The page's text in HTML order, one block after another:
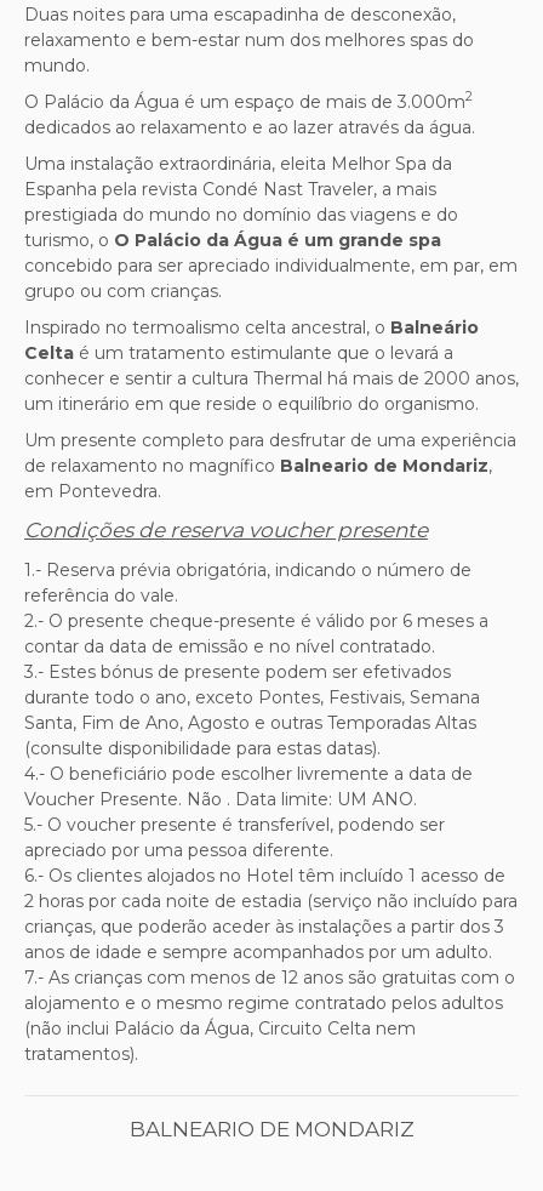
Duas noites para uma escapadinha de desconexão,
relaxamento e bem-estar num dos melhores spas do
mundo.
O Palácio da Água é um espaço de mais de 3.000m2
dedicados ao relaxamento e ao lazer através da água.
Uma instalação extraordinária, eleita Melhor Spa da
Espanha pela revista Condé Nast Traveler, a mais
prestigiada do mundo no domínio das viagens e do
turismo, o O Palácio da Água é um grande spa
concebido para ser apreciado individualmente, em par, em
grupo ou com crianças.
Inspirado no termoalismo celta ancestral, o Balneário
Celta é um tratamento estimulante que o levará a
conhecer e sentir a cultura Thermal há mais de 2000 anos,
um itinerário em que reside o equilíbrio do organismo.
Um presente completo para desfrutar de uma experiência
de relaxamento no magnífico Balneario de Mondariz,
em Pontevedra.
Condições de reserva voucher presente
1.- Reserva prévia obrigatória, indicando o número de
referência do vale.
2.- O presente cheque-presente é válido por 6 meses a
contar da data de emissão e no nível contratado.
3.- Estes bónus de presente podem ser efetivados
durante todo o ano, exceto Pontes, Festivais, Semana
Santa, Fim de Ano, Agosto e outras Temporadas Altas
(consulte disponibilidade para estas datas).
4.- O beneficiário pode escolher livremente a data de
Voucher Presente. Não . Data limite: UM ANO.
5.- O voucher presente é transferível, podendo ser
apreciado por uma pessoa diferente.
6.- Os clientes alojados no Hotel têm incluído 1 acesso de
2 horas por cada noite de estadia (serviço não incluído para
crianças, que poderão aceder às instalações a partir dos 3
anos de idade e sempre acompanhados por um adulto.
7.- As crianças com menos de 12 anos são gratuitas com o
alojamento e o mesmo regime contratado pelos adultos
(não inclui Palácio da Água, Circuito Celta nem
tratamentos).
BALNEARIO DE MONDARIZ